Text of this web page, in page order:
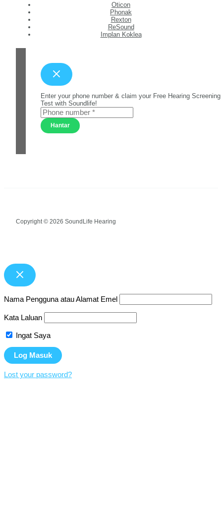
Oticon
Phonak
Rexton
ReSound
Implan Koklea
Enter your phone number & claim your Free Hearing Screening
Test with Soundlife!
Hantar
Copyright © 2026 SoundLife Hearing
Nama Pengguna atau Alamat Emel
Kata Laluan
Ingat Saya
Lost your password?